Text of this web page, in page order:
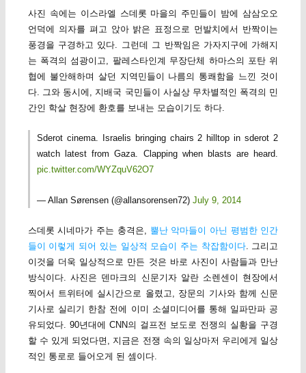
사진 속에는 이스라엘 스데롯 마을의 주민들이 밤에 삼삼오오
언덕에 의자를 펴고 앉아 밝은 표정으로 먼발치에서 반짝이는
풍경을 구경하고 있다. 그런데 그 반짝임은 가자지구에 가해지
는 폭격의 섬광이고, 팔레스타인계 무장단체 하마스의 포탄 위
협에 불안해하며 살던 지역민들이 나름의 통쾌함을 느낀 것이
다. 그와 동시에, 지배국 국민들이 사실상 무차별적인 폭격의 민
간인 학살 현장에 환호를 보내는 모습이기도 하다.
Sderot cinema. Israelis bringing chairs 2 hilltop in sderot 2
watch latest from Gaza. Clapping when blasts are heard.
pic.twitter.com/WYZquV62O7
— Allan Sørensen (@allansorensen72) July 9, 2014
스데롯 시네마가 주는 충격은, 뿔난 악마들이 아닌 평범한 인간
들이 이렇게 되어 있는 일상적 모습이 주는 착잡함이다. 그리고
이것을 더욱 일상적으로 만든 것은 바로 사진이 사람들과 만난
방식이다. 사진은 덴마크의 신문기자 알란 소렌센이 현장에서
찍어서 트위터에 실시간으로 올렸고, 장문의 기사와 함께 신문
기사로 실리기 한참 전에 이미 소셜미디어를 통해 일파만파 공
유되었다. 90년대에 CNN의 걸프전 보도로 전쟁의 실황을 구경
할 수 있게 되었다면, 지금은 전쟁 속의 일상마저 우리에게 일상
적인 통로로 들어오게 된 셈이다.